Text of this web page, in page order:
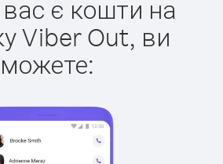
є кошти на
Viber Out, ви
можете: